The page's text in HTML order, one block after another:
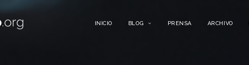
INICIO BLOG PRENSA ARCHIVO